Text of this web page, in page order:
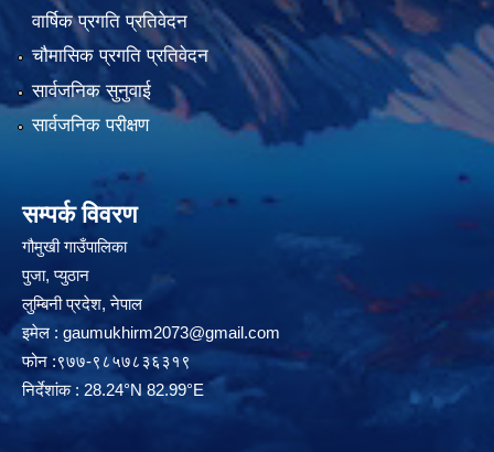
वार्षिक प्रगति प्रतिवेदन
चौमासिक प्रगति प्रतिवेदन
सार्वजनिक सुनुवाई
सार्वजनिक परीक्षण
सम्पर्क विवरण
गौमुखी गाउँपालिका
पुजा, प्युठान
लुम्बिनी प्रदेश, नेपाल
इमेल : gaumukhirm2073@gmail.com
फोन :९७७-९८५७८३६३१९
निर्देशांक : 28.24°N 82.99°E